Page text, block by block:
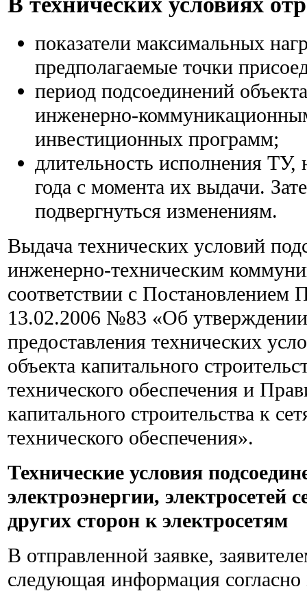
показатели максимальных
предполагаемые точки
период подсоединений
инженерно-
инвестиционных программ;
длительность исполнения
года с момента их выдачи.
подвергнуться изменениям.
Выдача технических условий
инженерно-техническим
соответствии с Постановлением
13.02.2006 №83 «Об
предоставления технических
объекта капитального
технического обеспечения и
капитального строительства к
технического обеспечения».
Технические условия
электроэнергии, электросетей
других сторон к электросетям
В отправленной заявке,
следующая информация согласно